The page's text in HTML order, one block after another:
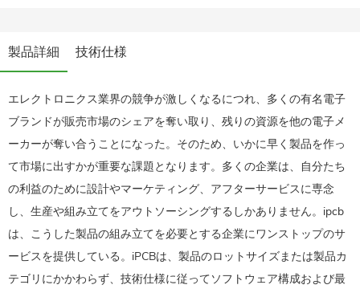
製品詳細 技術仕様
エレクトロニクス業界の競争が激しくなるにつれ、多くの有名電子
ブランドが販売市場のシェアを奪い取り、残りの資源を他の電子メ
ーカーが奪い合うことになった。そのため、いかに早く製品を作っ
て市場に出すかが重要な課題となります。多くの企業は、自分たち
の利益のために設計やマーケティング、アフターサービスに専念
し、生産や組み立てをアウトソーシングするしかありません。ipcb
は、こうした製品の組み立てを必要とする企業にワンストップのサ
ービスを提供している。iPCBは、製品のロットサイズまたは製品カ
テゴリにかかわらず、技術仕様に従ってソフトウェア構成および最